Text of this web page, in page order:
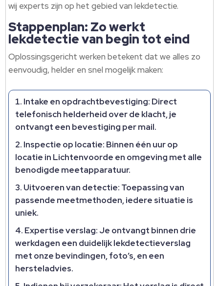
wij experts zijn op het gebied van lekdetectie.​
Stappenplan: Zo werkt
lekdetectie van begin tot eind
Oplossingsgericht werken betekent dat we alles zo
eenvoudig, helder en snel mogelijk maken:
Intake en opdrachtbevestiging: Direct
telefonisch helderheid over de klacht, je
ontvangt een bevestiging per mail.​
Inspectie op locatie: Binnen één uur op
locatie in Lichtenvoorde en omgeving met alle
benodigde meetapparatuur.​
Uitvoeren van detectie: Toepassing van
passende meetmethoden, iedere situatie is
uniek.​
Expertise verslag: Je ontvangt binnen drie
werkdagen een duidelijk lekdetectieverslag
met onze bevindingen, foto’s, en een
hersteladvies.​